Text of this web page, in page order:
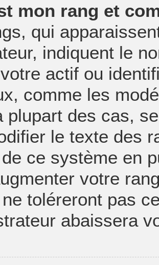
mon rang et
qui
indiquent le
actif ou
comme les
plupart des cas,
le texte des
ce système en
votre
toléreront pas
abaissera